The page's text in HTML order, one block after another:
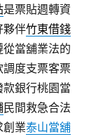
是票貼週轉資
夥伴竹東借錢
當舖業法的
度支票客票
銀行桃園當
民間救急合法
創業泰山當舖